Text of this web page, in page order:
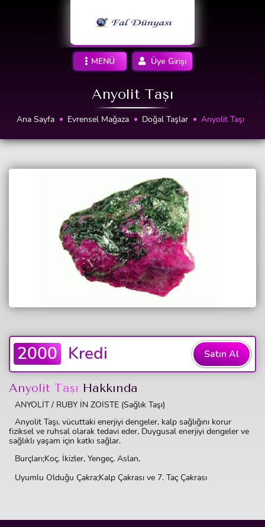
MENÜ Üye Girişi
Anyolit Taşı
Ana Sayfa Evrensel Mağaza Doğal Taşlar Anyolit Taşı
2000 Kredi Satın Al
Anyolit Taşı Hakkında
ANYOLİT / RUBY İN ZOİSTE (Sağlık Taşı)
Anyolit Taşı, vücuttaki enerjiyi dengeler, kalp sağlığını korur
fiziksel ve ruhsal olarak tedavi eder, Duygusal enerjiyi dengeler ve
sağlıklı yaşam için katkı sağlar.
Burçları;Koç, İkizler, Yengeç, Aslan,
Uyumlu Olduğu Çakra;Kalp Çakrası ve 7. Taç Çakrası